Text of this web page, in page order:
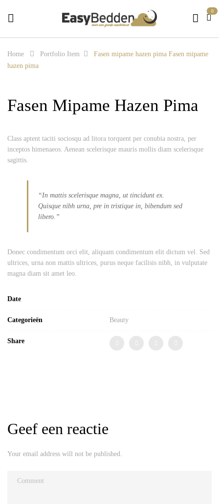
0
Home Portfolio Item Fasen mipame hazen pima Fasen mipame
hazen pima
Fasen Mipame Hazen Pima
Class aptent taciti sociosqu ad litora torquent per conubia nostra, per
inceptos himenaeos. Aenean scelerisque mauris mollis diam scelerisque
sagittis.
“In mattis scelerisque magna, ut tincidunt ex.
Quisque nibh urna, pre in tristique in, bibendum sed
libero.”
Donec condimentum orci elit, aliquam condimentum elit dictum vel. Sed
ultrices, urna non mattis ultrices, purus neque facilisis nibh, in vulputate
magna diam sit amet leo.
Date
Categorieën Beauty
Share
Geef een reactie
Your email address will not be published.